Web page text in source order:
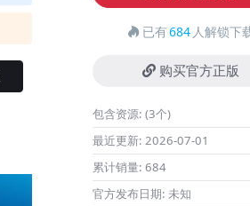
已有684 人解锁下
购买官方正版
包含资源: (3个)
最近更新: 2026-07-01
累计销量: 684
官方发布日期: 未知